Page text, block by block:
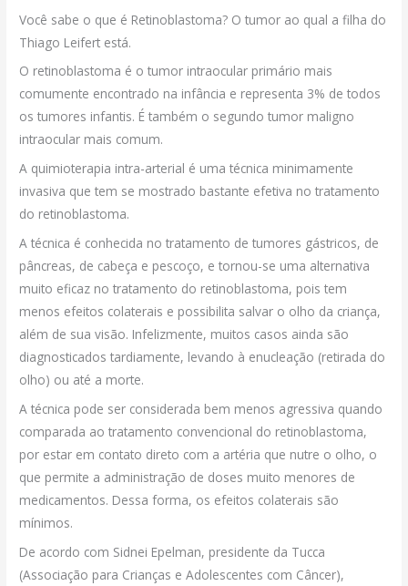
Você sabe o que é Retinoblastoma? O tumor ao qual a filha do
Thiago Leifert está.
O retinoblastoma é o tumor intraocular primário mais
comumente encontrado na infância e representa 3% de todos
os tumores infantis. É também o segundo tumor maligno
intraocular mais comum.
A quimioterapia intra-arterial é uma técnica minimamente
invasiva que tem se mostrado bastante efetiva no tratamento
do retinoblastoma.
A técnica é conhecida no tratamento de tumores gástricos, de
pâncreas, de cabeça e pescoço, e tornou-se uma alternativa
muito eficaz no tratamento do retinoblastoma, pois tem
menos efeitos colaterais e possibilita salvar o olho da criança,
além de sua visão. Infelizmente, muitos casos ainda são
diagnosticados tardiamente, levando à enucleação (retirada do
olho) ou até a morte.
A técnica pode ser considerada bem menos agressiva quando
comparada ao tratamento convencional do retinoblastoma,
por estar em contato direto com a artéria que nutre o olho, o
que permite a administração de doses muito menores de
medicamentos. Dessa forma, os efeitos colaterais são
mínimos.
De acordo com Sidnei Epelman, presidente da Tucca
(Associação para Crianças e Adolescentes com Câncer),